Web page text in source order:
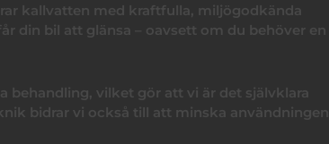
kallvatten med kraftfulla, miljögodkända
din bil att glänsa – oavsett om du behöver en
behandling, vilket gör att vi är det självklara
bidrar vi också till att minska användningen